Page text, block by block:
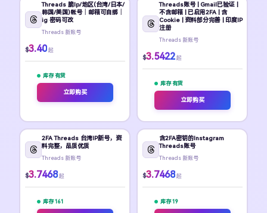
Threads 脆Ip/地区(台湾/日本/
韩国/美国)帐号｜邮箱可自绑｜
ig 密码可改
Threads 新账号
$3.40 起
库存 有货
立即购买
Threads账号 | Gmail已验证 |
不含邮箱 | 已启用2FA | 含
Cookie | 资料部分完善 | 印度IP
注册
Threads 新账号
$3.5422 起
库存 有货
立即购买
2FA Threads 台湾IP新号，资
料完整，品质优质
Threads 新账号
$3.7468 起
库存 161
含2FA密钥的Instagram
Threads账号
Threads 新账号
$3.7468 起
库存 19